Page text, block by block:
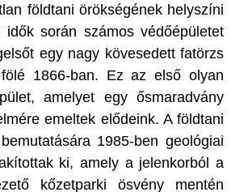
földtani örökségének helyszíni
idők során számos védőépületet
egy nagy kövesedett fatörzs
fölé 1866-ban. Ez az első olyan
amelyet egy ősmaradvány
emeltek elődeink. A földtani
1985-ben geológiai
ki, amely a jelenkorból a
kőzetparki ösvény mentén